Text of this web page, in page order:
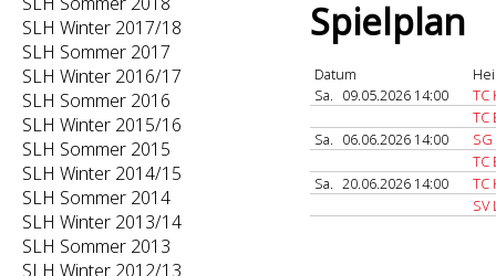
SLH Winter 2017/18
SLH Sommer 2017
SLH Winter 2016/17
SLH Sommer 2016
SLH Winter 2015/16
SLH Sommer 2015
SLH Winter 2014/15
SLH Sommer 2014
SLH Winter 2013/14
SLH Sommer 2013
SLH Winter 2012/13
Spielplan
Datum
Sa. 09.05.2026 14:00
TC
TC
Sa. 06.06.2026 14:00
TC
Sa. 20.06.2026 14:00
TC
SV